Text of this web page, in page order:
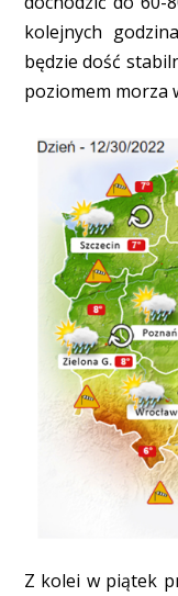
kolejnych
będzie dość
poziomem morza
Z kolei w piątek